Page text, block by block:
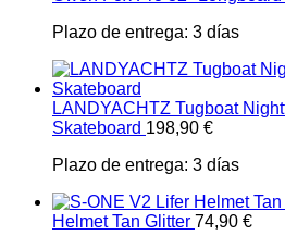
Plazo de entrega: 3 días
LANDYACHTZ Tugboat
Skateboard 198,90 €
Plazo de entrega: 3 días
Helmet Tan Glitter 74,90 €